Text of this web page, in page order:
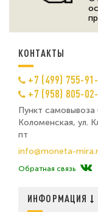
КОНТАКТЫ
+7 (499) 755-
+7 (958) 805-
Пункт самовывоза
Коломенская, ул.
пт
info@moneta-
Обратная связь
ИНФОРМАЦИЯ